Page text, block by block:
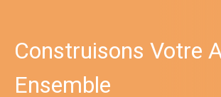
Construisons Votre
Ensemble